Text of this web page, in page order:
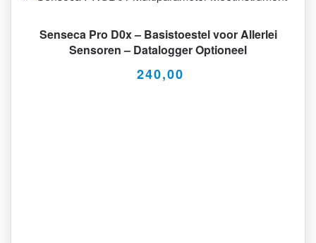
Senseca Pro D0x – Basistoestel voor Allerlei
Sensoren – Datalogger Optioneel
240,00